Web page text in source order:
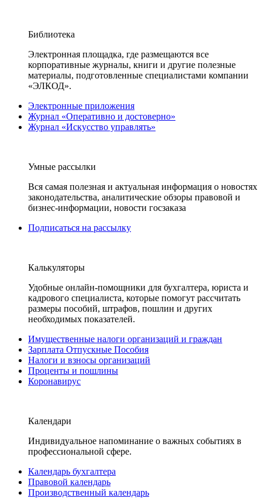
Библиотека
Электронная площадка, где размещаются все
корпоративные журналы, книги и другие полезные
материалы, подготовленные специалистами компании
«ЭЛКОД».
Электронные приложения
Журнал «Оперативно и достоверно»
Журнал «Искусство управлять»
Умные рассылки
Вся самая полезная и актуальная информация о новостях
законодательства, аналитические обзоры правовой и
бизнес-информации, новости госзаказа
Подписаться на рассылку
Калькуляторы
Удобные онлайн-помощники для бухгалтера, юриста и
кадрового специалиста, которые помогут рассчитать
размеры пособий, штрафов, пошлин и других
необходимых показателей.
Имущественные налоги организаций и граждан
Зарплата Отпускные Пособия
Налоги и взносы организаций
Проценты и пошлины
Коронавирус
Календари
Индивидуальное напоминание о важных событиях в
профессиональной сфере.
Календарь бухгалтера
Правовой календарь
Производственный календарь